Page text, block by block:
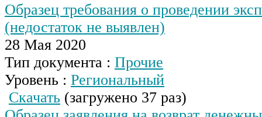
Образец требования о проведении
(недостаток не выявлен)
28 Мая 2020
Тип документа : Прочие
Уровень : Региональный
Скачать (загружено 37 раз)